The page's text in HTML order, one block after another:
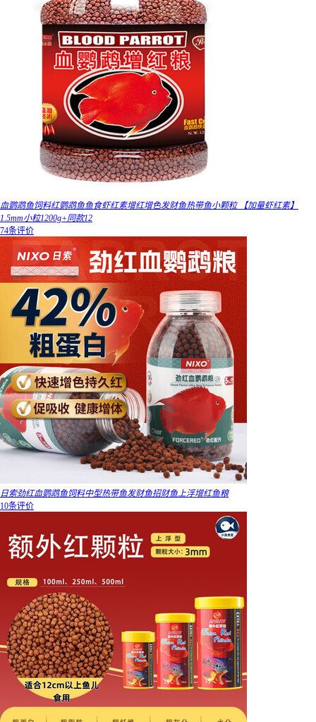
血鹦鹉鱼饲料红鹦鹉鱼鱼食虾红素增红增色发财鱼热带鱼小颗粒 【加量虾红素】
1.5mm小粒1200g+同款12
74条评价
日索劲红血鹦鹉鱼饲料中型热带鱼发财鱼招财鱼上浮增红鱼粮
10条评价